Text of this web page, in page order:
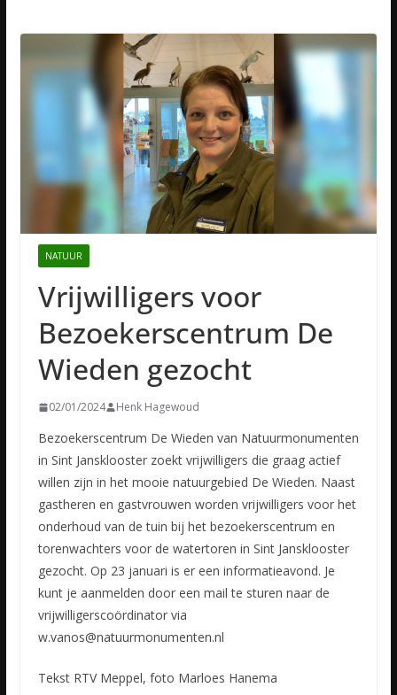
NATUUR
Vrijwilligers voor
Bezoekerscentrum De
Wieden gezocht
02/01/2024 Henk Hagewoud
Bezoekerscentrum De Wieden van Natuurmonumenten
in Sint Jansklooster zoekt vrijwilligers die graag actief
willen zijn in het mooie natuurgebied De Wieden. Naast
gastheren en gastvrouwen worden vrijwilligers voor het
onderhoud van de tuin bij het bezoekerscentrum en
torenwachters voor de watertoren in Sint Jansklooster
gezocht. Op 23 januari is er een informatieavond. Je
kunt je aanmelden door een mail te sturen naar de
vrijwilligerscoördinator via
w.vanos@natuurmonumenten.nl
Tekst RTV Meppel, foto Marloes Hanema